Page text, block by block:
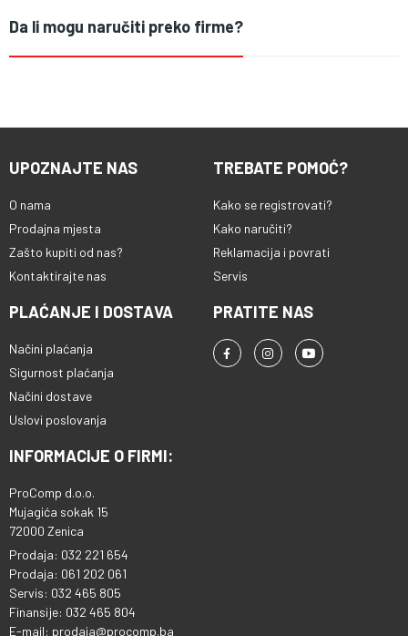
Da li mogu naručiti preko firme?
UPOZNAJTE NAS
O nama
Prodajna mjesta
Zašto kupiti od nas?
Kontaktirajte nas
TREBATE POMOĆ?
Kako se registrovati?
Kako naručiti?
Reklamacija i povrati
Servis
PLAĆANJE I DOSTAVA
Načini plaćanja
Sigurnost plaćanja
Načini dostave
Uslovi poslovanja
PRATITE NAS
INFORMACIJE O FIRMI:
ProComp d.o.o.
Mujagića sokak 15
72000 Zenica
Prodaja: 032 221 654
Prodaja: 061 202 061
Servis: 032 465 805
Finansije: 032 465 804
E-mail: prodaja@procomp.ba